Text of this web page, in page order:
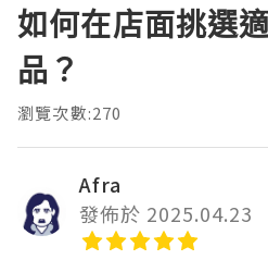
如何在店面挑選
品？
瀏覽次數:270
Afra
發佈於 2025.04.23